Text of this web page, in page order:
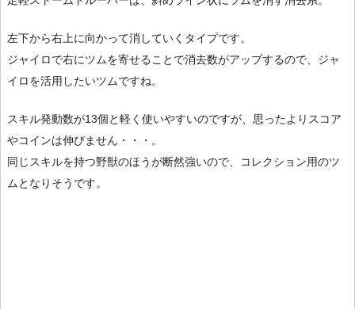
左下から右上に向かって消していくタイプです。
ジャイロで右にツムを寄せることで消去数がアップするので、ジャ
イロを活用したいツムですね。
スキル発動数が13個と軽く使いやすいのですが、思ったよりスコア
やコインは伸びません・・・。
同じスキルを持つ野獣のほうが断然強いので、コレクション用のツ
ムとなりそうです。